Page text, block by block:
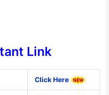
Link
Click Here